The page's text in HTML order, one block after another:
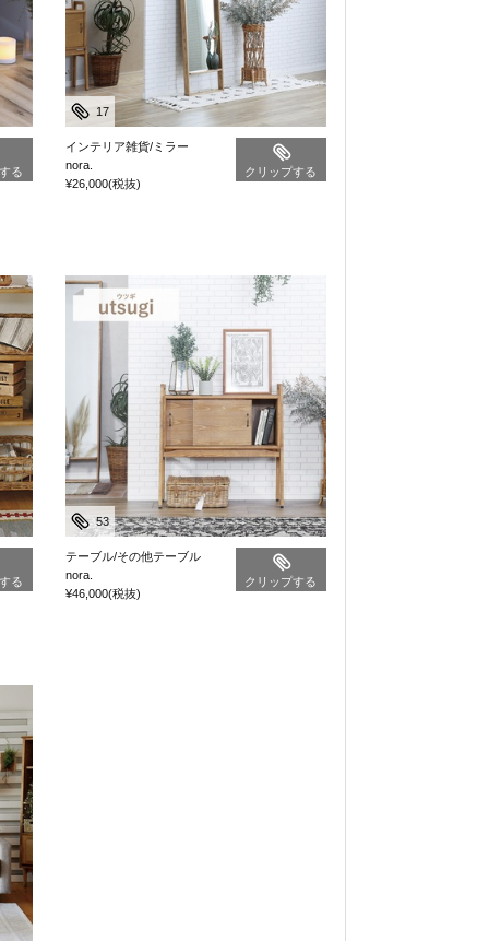
る
インテリア雑貨/ミラー
nora.
¥26,000(税抜)
クリップする
17
る
テーブル/その他テーブル
nora.
¥46,000(税抜)
クリップする
53